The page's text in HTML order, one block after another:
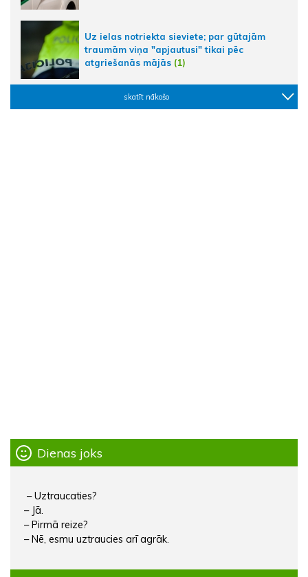
Uz ielas notriekta sieviete; par gūtajām
traumām viņa "apjautusi" tikai pēc
atgriešanās mājās (1)
skatīt nākošo
Dienas joks
– Uztraucaties?
– Jā.
– Pirmā reize?
– Nē, esmu uztraucies arī agrāk.